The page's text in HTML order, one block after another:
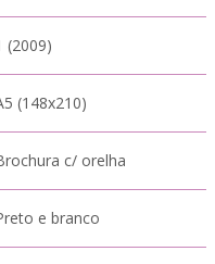
(2009)
(148x210)
c/ orelha
e branco